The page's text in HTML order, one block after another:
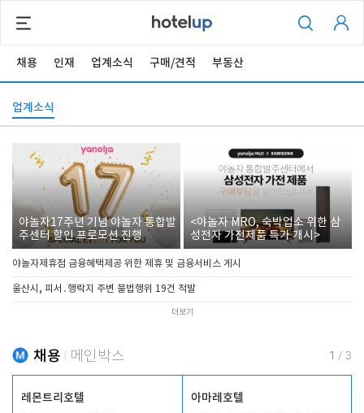
채용 인재 업계소식 구매/견적 부동산
업계소식
야놀자17주년 기념 야놀자 통합발
주센터 할인 프로모션 진행
<야놀자 MRO, 숙박업소 위한 삼
성전자 가전제품 특가 개시>
야놀자제휴점 금융혜택제공 위한 제휴 및 금융서비스 게시
울산시, 피서․행락지 주변 불법행위 19건 적발
더보기
채용 메인박스 1 / 3
레몬트리호텔 아마레호텔